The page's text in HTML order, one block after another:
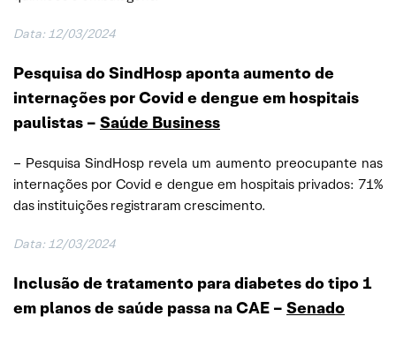
Data: 12/03/2024
Pesquisa do SindHosp aponta aumento de
internações por Covid e dengue em hospitais
paulistas – Saúde Business
– Pesquisa SindHosp revela um aumento preocupante nas
internações por Covid e dengue em hospitais privados: 71%
das instituições registraram crescimento.
Data: 12/03/2024
Inclusão de tratamento para diabetes do tipo 1
em planos de saúde passa na CAE – Senado